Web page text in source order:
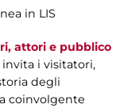
in LIS
attori e pubblico
invita i visitatori,
degli
coinvolgente